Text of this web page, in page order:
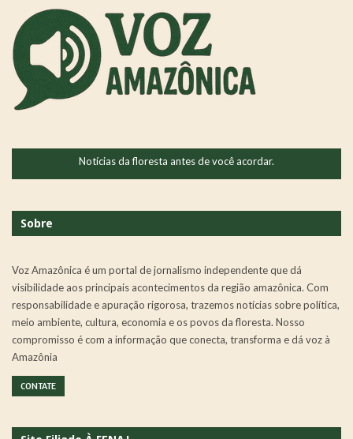
Notícias da floresta antes de você acordar.
Sobre
Voz Amazônica é um portal de jornalismo independente que dá
visibilidade aos principais acontecimentos da região amazônica. Com
responsabilidade e apuração rigorosa, trazemos notícias sobre política,
meio ambiente, cultura, economia e os povos da floresta. Nosso
compromisso é com a informação que conecta, transforma e dá voz à
Amazônia
CONTATE